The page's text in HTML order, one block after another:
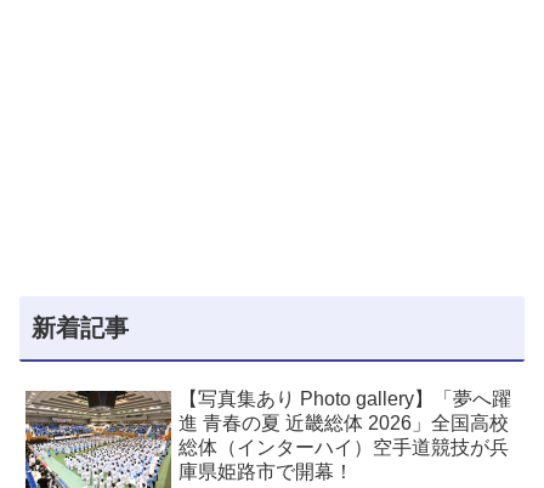
新着記事
【写真集あり Photo gallery】「夢へ躍
進 青春の夏 近畿総体 2026」全国高校
総体（インターハイ）空手道競技が兵
庫県姫路市で開幕！